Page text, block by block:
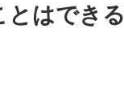
はできる